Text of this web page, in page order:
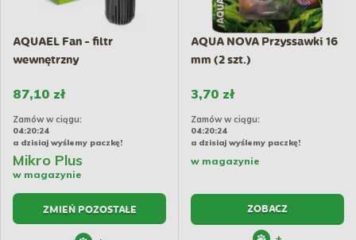
AQUAEL Fan - filtr
wewnętrzny
87,10 zł
Zamów w ciągu:
04:20:23
a dzisiaj wyślemy paczkę!
Mikro Plus
w magazynie
ZMIEŃ POZOSTAŁE
AQUA NOVA Przyssawki 16
mm (2 szt.)
3,70 zł
Zamów w ciągu:
04:20:23
a dzisiaj wyślemy paczkę!
w magazynie
ZOBACZ